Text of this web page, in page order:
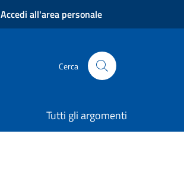
Accedi all'area personale
Cerca
Tutti gli argomenti